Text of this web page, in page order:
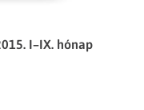
I–IX. hónap